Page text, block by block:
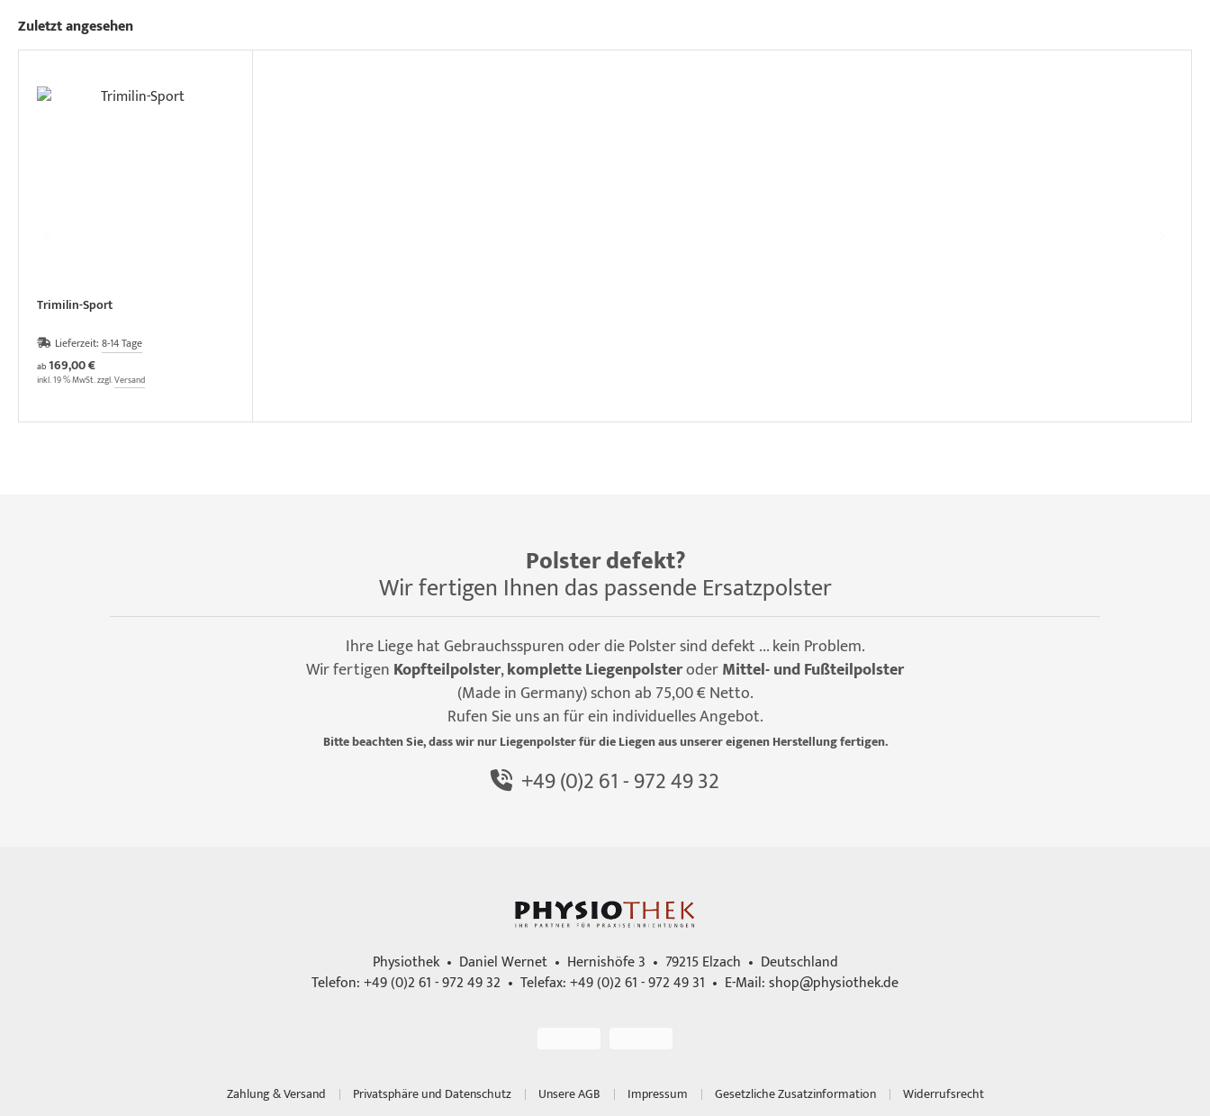
Zuletzt angesehen
Trimilin-Sport
Lieferzeit: 8-14 Tage
ab169,00 €
inkl. 19 % MwSt. zzgl.Versand
Polster defekt?
Wir fertigen Ihnen das passende Ersatzpolster
Ihre Liege hat Gebrauchsspuren oder die Polster sind defekt ... kein Problem.
Wir fertigen Kopfteilpolster,komplette LiegenpolsteroderMittel- und Fußteilpolster
(Made in Germany) schon ab 75,00 € Netto.
Rufen Sie uns an für ein individuelles Angebot.
Bitte beachten Sie, dass wir nur Liegenpolster für die Liegen aus unserer eigenen Herstellung fertigen.
+49 (0)2 61 - 972 49 32
Physiothek • Daniel Wernet • Hernishöfe 3 • 79215 Elzach • Deutschland
Telefon: +49 (0)2 61 - 972 49 32 • Telefax: +49 (0)2 61 - 972 49 31 • E-Mail:shop@physiothek.de
Zahlung & Versand Privatsphäre und Datenschutz Unsere AGB Impressum Gesetzliche Zusatzinformation
Widerrufsrecht